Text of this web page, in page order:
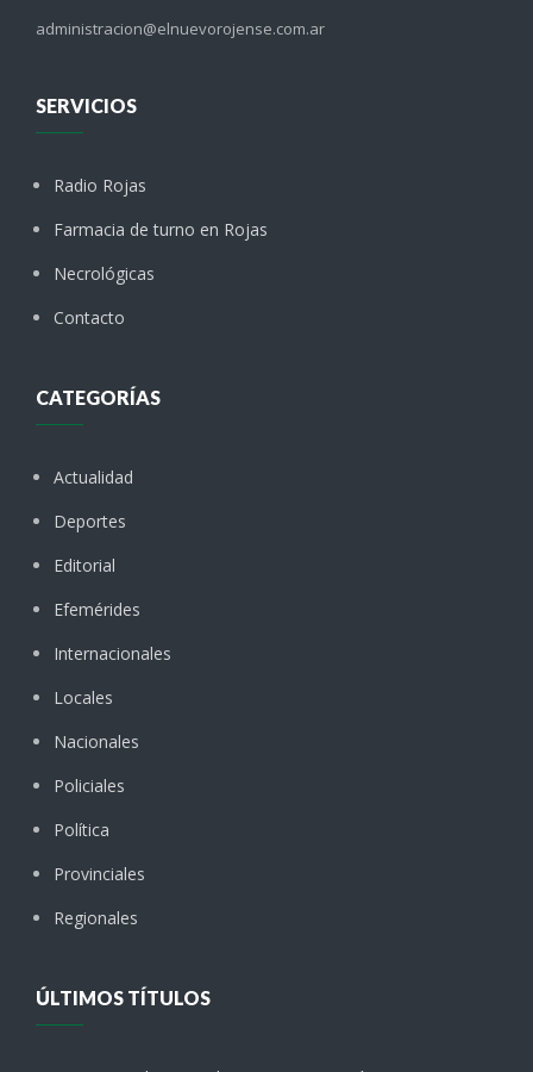
administracion@elnuevorojense.com.ar
SERVICIOS
Radio Rojas
Farmacia de turno en Rojas
Necrológicas
Contacto
CATEGORÍAS
Actualidad
Deportes
Editorial
Efemérides
Internacionales
Locales
Nacionales
Policiales
Política
Provinciales
Regionales
ÚLTIMOS TÍTULOS